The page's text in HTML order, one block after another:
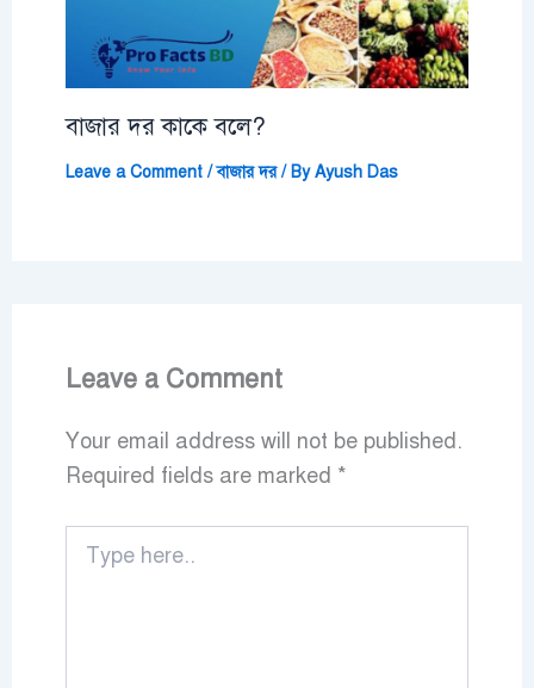
বাজার দর কাকে বলে?
Leave a Comment /বাজার দর/ ByAyush Das
Leave a Comment
Your email address will not be published.
Required fields are marked *
here..